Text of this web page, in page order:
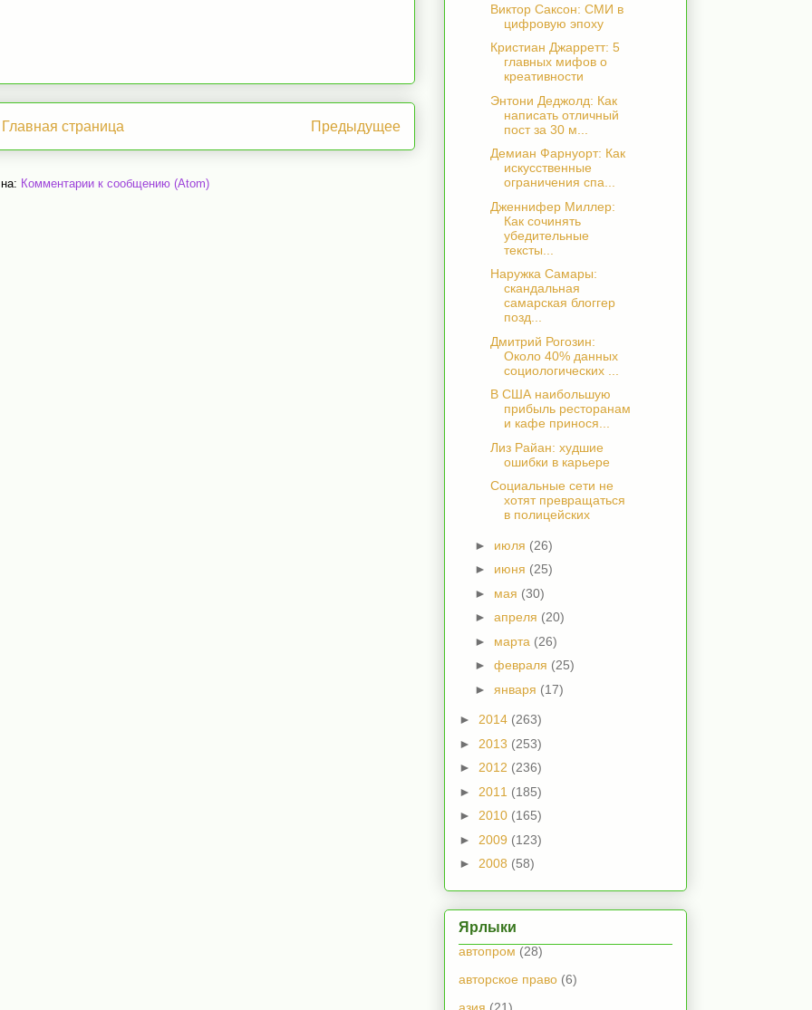
Предыдущее
Главная страница
Комментарии к сообщению (Atom)
Виктор Саксон: СМИ в
цифровую эпоху
Кристиан Джарретт: 5
главных мифов о
креативности
Энтони Деджолд: Как
написать отличный
пост за 30 м...
Демиан Фарнуорт: Как
искусственные
ограничения спа...
Дженнифер Миллер:
Как сочинять
убедительные
тексты...
Наружка Самары:
скандальная
самарская блоггер
позд...
Дмитрий Рогозин:
Около 40% данных
социологических ...
В США наибольшую
прибыль ресторанам
и кафе принося...
Лиз Райан: худшие
ошибки в карьере
Социальные сети не
хотят превращаться
в полицейских
► июля (26)
► июня (25)
► мая (30)
► апреля (20)
► марта (26)
► февраля (25)
► января (17)
► 2014 (263)
► 2013 (253)
► 2012 (236)
► 2011 (185)
► 2010 (165)
► 2009 (123)
► 2008 (58)
Ярлыки
автопром (28)
авторское право (6)
азия (21)